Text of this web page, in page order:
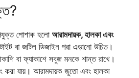
পোশাক হলো আরামদায়ক, হালকা এবং
বা জটিল ডিজাইন পরা এড়ানো উচিত।
বা ফ্যাকাশে সবুজ মনকে শান্ত রাখে।
করা যায়। আরামদায়ক জুতো এবং হালকা